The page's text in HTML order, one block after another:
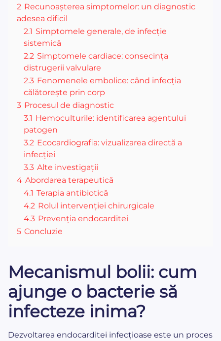
2 Recunoașterea simptomelor: un diagnostic
adesea dificil
2.1 Simptomele generale, de infecție
sistemică
2.2 Simptomele cardiace: consecința
distrugerii valvulare
2.3 Fenomenele embolice: când infecția
călătorește prin corp
3 Procesul de diagnostic
3.1 Hemoculturile: identificarea agentului
patogen
3.2 Ecocardiografia: vizualizarea directă a
infecției
3.3 Alte investigații
4 Abordarea terapeutică
4.1 Terapia antibiotică
4.2 Rolul intervenției chirurgicale
4.3 Prevenția endocarditei
5 Concluzie
Mecanismul bolii: cum
ajunge o bacterie să
infecteze inima?
Dezvoltarea endocarditei infecțioase este un proces